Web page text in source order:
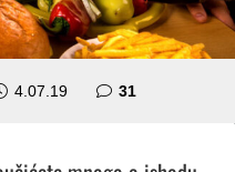
4.07.19 31